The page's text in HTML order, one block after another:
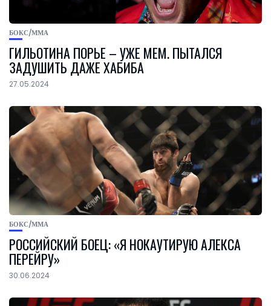
БОКС/ММА
ГИЛЬОТИНА ПОРЬЕ – УЖЕ МЕМ. ПЫТАЛСЯ
ЗАДУШИТЬ ДАЖЕ ХАБИБА
27.05.2024
БОКС/ММА
РОССИЙСКИЙ БОЕЦ: «Я НОКАУТИРУЮ АЛЕКСА
ПЕРЕЙРУ»
30.06.2024